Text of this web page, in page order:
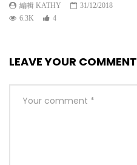
編輯 KATHY
31/12/2018
6.3K
4
LEAVE YOUR COMMENT